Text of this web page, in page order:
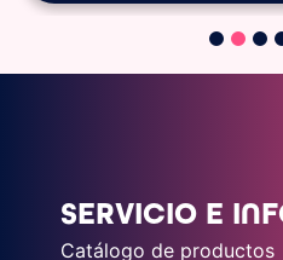
SERVICIO E
Catálogo de productos